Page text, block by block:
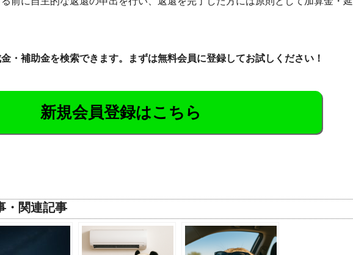
・補助金を検索できます。まずは無料会員に登録してお試しください！
新規会員登録はこちら
・関連記事